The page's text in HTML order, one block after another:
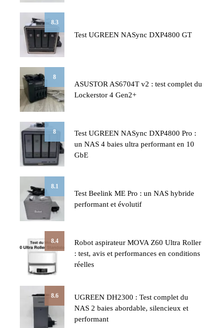
8.3
Test UGREEN NASync DXP4800 GT
8
ASUSTOR AS6704T v2 : test complet du
Lockerstor 4 Gen2+
8
Test UGREEN NASync DXP4800 Pro :
un NAS 4 baies ultra performant en 10
GbE
8.1
Test Beelink ME Pro : un NAS hybride
performant et évolutif
8.4
Robot aspirateur MOVA Z60 Ultra Roller
: test, avis et performances en conditions
réelles
8.6
UGREEN DH2300 : Test complet du
NAS 2 baies abordable, silencieux et
performant